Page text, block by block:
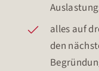
alles auf
den